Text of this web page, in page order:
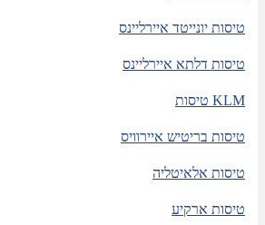
טיסות יונייטד איירליינס
טיסות דלתא איירליינס
טיסות KLM
טיסות בריטיש איירוויס
טיסות אלאיטליה
טיסות ארקיע